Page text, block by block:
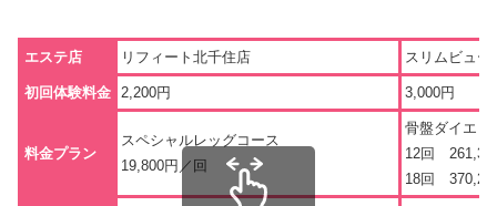
エステ店 リフィート北千住店 スリムビュ
初回体験料金 2,200円 3,000円
料金プラン
スペシャルレッグコース
19,800円／回
骨盤ダイエッ
12回
18回